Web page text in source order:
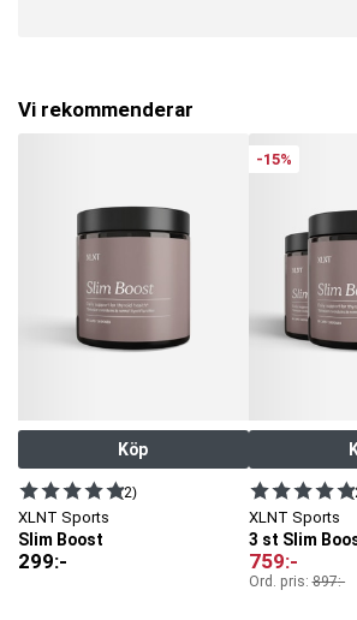
Vi rekommenderar
Köp
(2)
XLNT Sports
Slim Boost
299:-
-15%
XLNT Sports
3 st Slim
759:-
Ord. pris:897:-